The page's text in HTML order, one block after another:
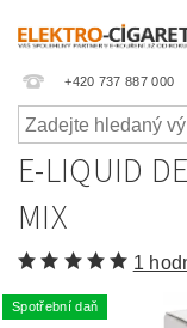
+420 737 887 000
E-LIQUID
MIX
1
Spotřební daň